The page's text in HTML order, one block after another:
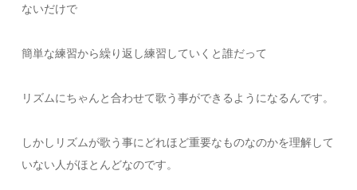
ないだけで
簡単な練習から繰り返し練習していくと誰だって
リズムにちゃんと合わせて歌う事ができるようになるんです。
しかしリズムが歌う事にどれほど重要なものなのかを理解して
いない人がほとんどなのです。